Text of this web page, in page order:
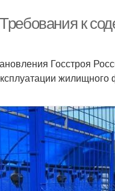
к
Госстроя